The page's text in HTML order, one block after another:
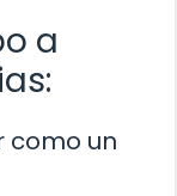
a
como un